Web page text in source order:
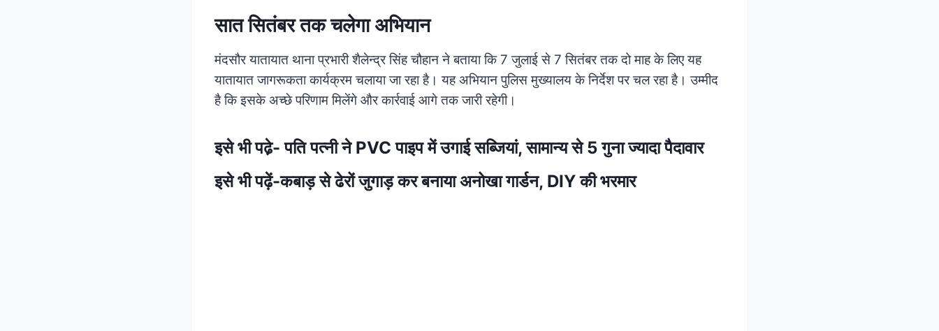
सात सितंबर तक चलेगा अभियान
मंदसौर यातायात थाना प्रभारी शैलेन्द्र सिंह चौहान ने बताया कि 7 जुलाई से 7 सितंबर तक दो माह के लिए यह
यातायात जागरूकता कार्यक्रम चलाया जा रहा है। यह अभियान पुलिस मुख्यालय के निर्देश पर चल रहा है। उम्मीद
है कि इसके अच्छे परिणाम मिलेंगे और कार्रवाई आगे तक जारी रहेगी।
इसे भी पढे़-पति पत्नी ने PVC पाइप में उगाई सब्जियां, सामान्य से 5 गुना ज्यादा पैदावार
इसे भी पढ़ें-कबाड़ से ढेरों जुगाड़ कर बनाया अनोखा गार्डन, DIY की भरमार